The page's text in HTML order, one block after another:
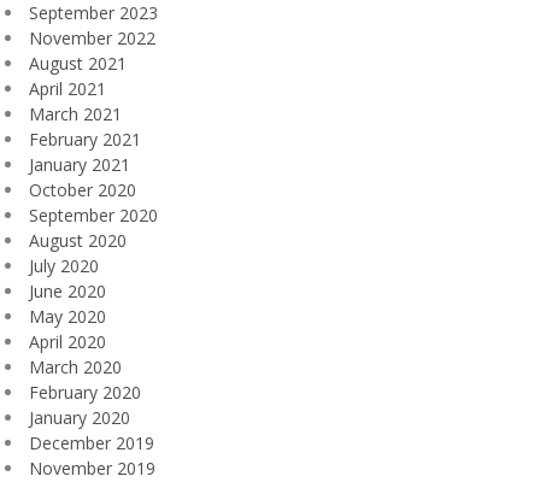
September 2023
November 2022
August 2021
April 2021
March 2021
February 2021
January 2021
October 2020
September 2020
August 2020
July 2020
June 2020
May 2020
April 2020
March 2020
February 2020
January 2020
December 2019
November 2019